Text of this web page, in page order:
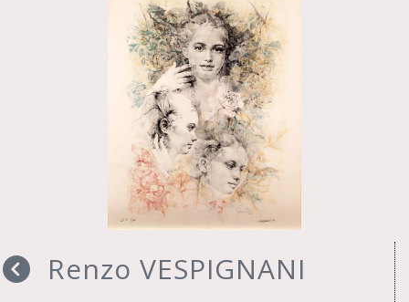
Renzo VESPIGNANI